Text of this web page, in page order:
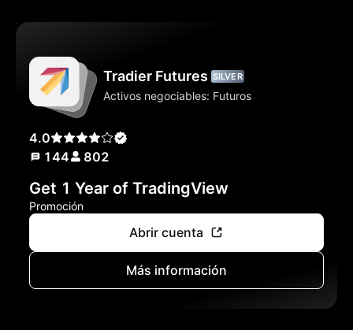
Tradier Futures SILVER
Activos negociables: Futuros
4.0
144
802
Get 1 Year of TradingView
Promoción
Abrir cuenta
Más información